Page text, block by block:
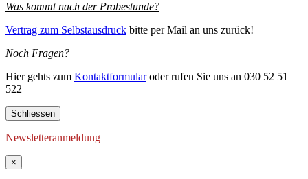
Was kommt nach der Probestunde?
Vertrag zum Selbstausdruck bitte per Mail an uns zurück!
Noch Fragen?
Hier gehts zum Kontaktformularoder rufen Sie uns an 030 52 51
522
Schliessen
Newsletteranmeldung
×